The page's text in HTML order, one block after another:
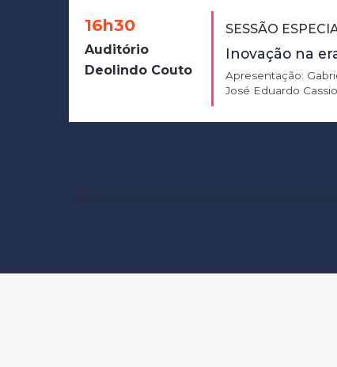
16h30
Auditório
Deolindo Couto
SESSÃO
Inovação na
Apresentação:
José Eduardo